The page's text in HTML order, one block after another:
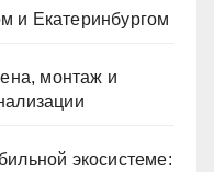
и Екатеринбургом
монтаж и
экосистеме: